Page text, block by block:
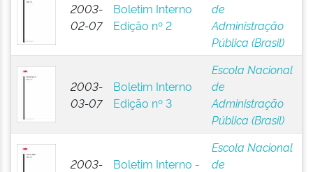
2003-
02-07
Boletim Interno
Edição nº 2
de
Administração
Pública (Brasil)
2003-
03-07
Boletim Interno
Edição nº 3
Escola Nacional
de
Administração
Pública (Brasil)
2003-
Boletim Interno -
Escola Nacional
de